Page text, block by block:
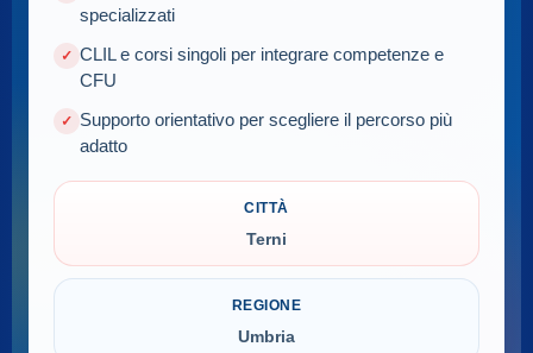
specializzati
CLIL e corsi singoli per integrare competenze e
CFU
Supporto orientativo per scegliere il percorso più
adatto
CITTÀ
Terni
REGIONE
Umbria